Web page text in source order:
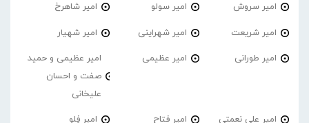
امیر سروش امیر سولو امیر شاهرخ
امیر شریعت امیر شهراینی امیر شهیار
امیر طورانی امیر عظیمی
امیر عظیمی و حمید
صفت و احسان
علیخانی
امیر علی نعمتی امیر فتاح امیر فِلو